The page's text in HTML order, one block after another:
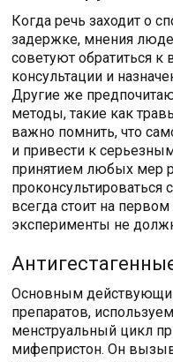
Когда речь заходит о
задержке, мнения
советуют обратиться к
консультации и
Другие же
методы, такие как
важно помнить, что
и привести к
принятием любых мер
проконсультироваться
всегда стоит на
эксперименты не
Основным
препаратов,
менструальный цикл
мифепристон. Он